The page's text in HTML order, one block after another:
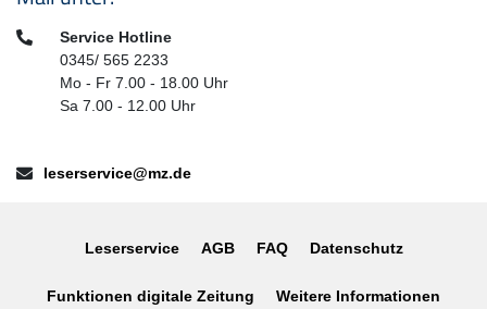
Telefon:Service Hotline
0345/ 565 2233
Mo - Fr 7.00 - 18.00 Uhr
Sa 7.00 - 12.00 Uhr
E-Mail:leserservice@mz.de
Leserservice AGB FAQ Datenschutz
Funktionen digitale Zeitung Weitere Informationen